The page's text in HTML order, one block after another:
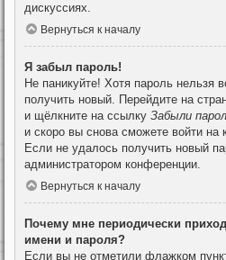
дискуссиях.
Вернуться к началу
Я забыл пароль!
Не паникуйте! Хотя пароль нельзя
получить новый. Перейдите на
и щёлкните на ссылку Забыли
и скоро вы снова сможете войти на
Если не удалось получить новый
администратором конференции.
Вернуться к началу
Почему мне периодически
имени и пароля?
Если вы не отметили флажком